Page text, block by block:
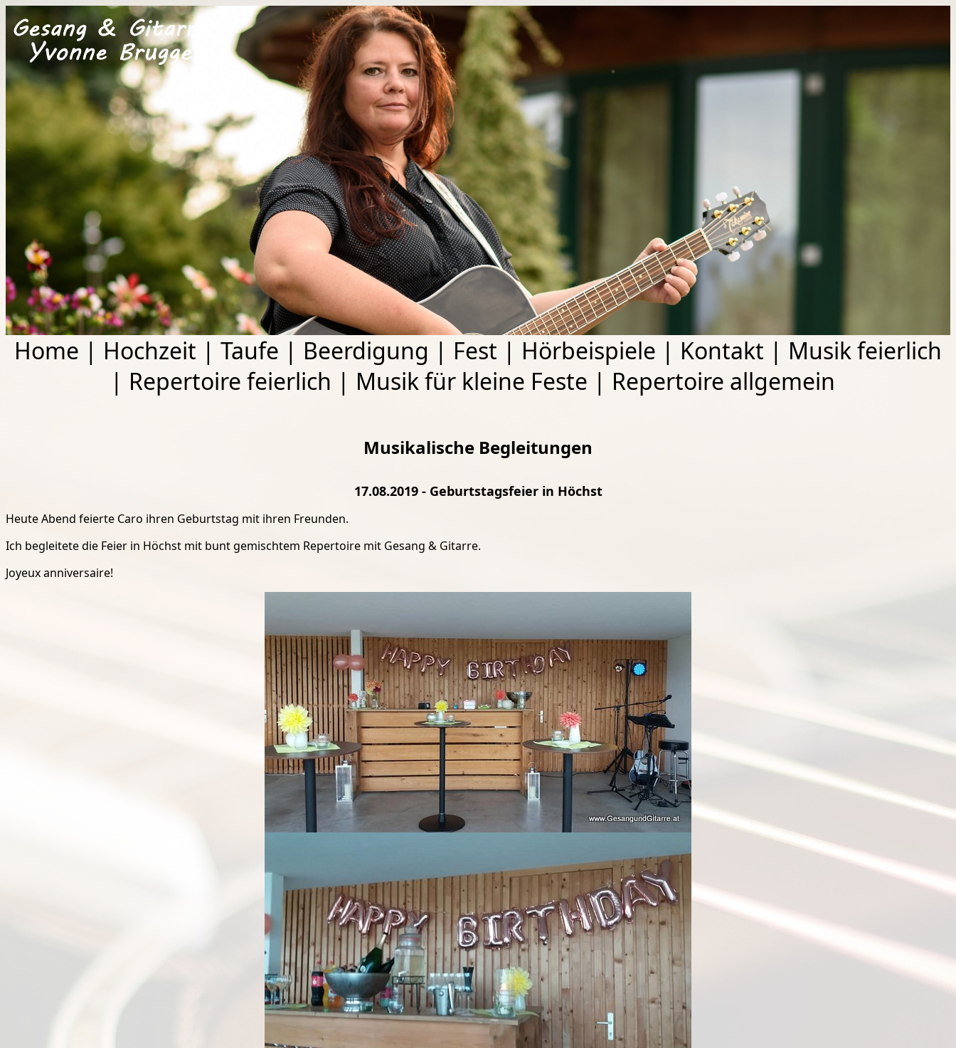
Home | Hochzeit | Taufe | Beerdigung | Fest | Hörbeispiele | Kontakt | Musik feierlich
| Repertoire feierlich | Musik für kleine Feste | Repertoire allgemein
Musikalische Begleitungen
17.08.2019 - Geburtstagsfeier in Höchst
Heute Abend feierte Caro ihren Geburtstag mit ihren Freunden.
Ich begleitete die Feier in Höchst mit bunt gemischtem Repertoire mit Gesang & Gitarre.
Joyeux anniversaire!